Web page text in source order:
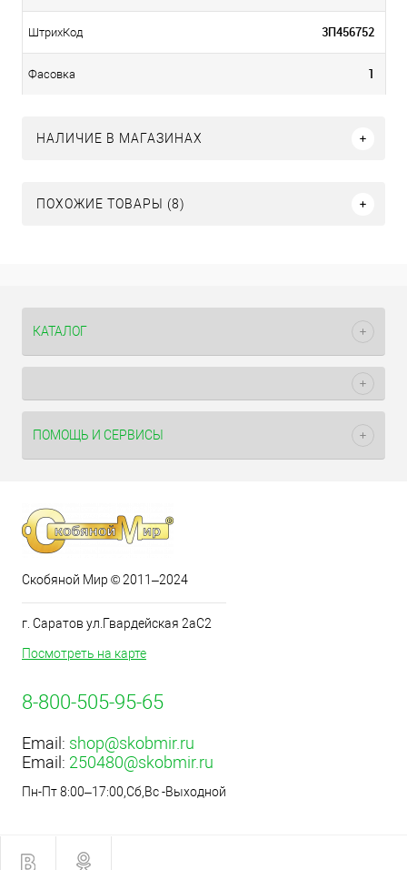
ШтрихКод 3П456752
Фасовка 1
НАЛИЧИЕ В МАГАЗИНАХ
ПОХОЖИЕ ТОВАРЫ (8)
КАТАЛОГ
ПОМОЩЬ И СЕРВИСЫ
Скобяной Мир © 2011–2024
г. Саратов ул.Гвардейская 2аС2
Посмотреть на карте
8-800-505-95-65
Email: shop@skobmir.ru
Email: 250480@skobmir.ru
Пн-Пт 8:00–17:00,Сб,Вс -Выходной